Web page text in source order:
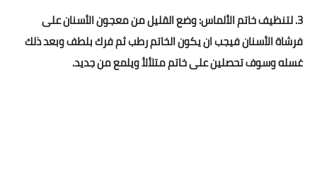
حلا الأعياد
سحور رمضان
3. لتنظيف خاتم الألماس: وضع القليل من معجون الأسنان على
فرشاة الأسنان فيجب ان يكون الخاتم رطب ثم فرك بلطف وبعد ذلك
غسله وسوف تحصلين على خاتم متلألأ ويلمع من جديد.